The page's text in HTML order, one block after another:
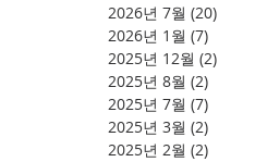
2026년 7월 (20)
2026년 1월 (7)
2025년 12월 (2)
2025년 8월 (2)
2025년 7월 (7)
2025년 3월 (2)
2025년 2월 (2)